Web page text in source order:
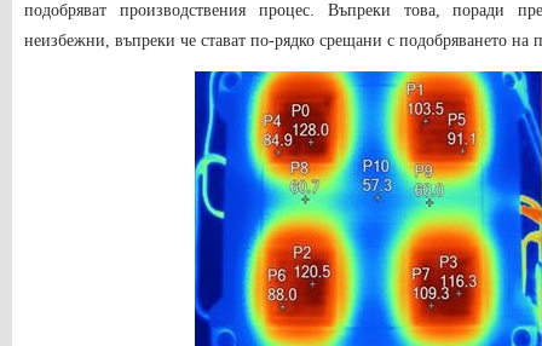
подобряват производствения процес. Въпреки това, поради
неизбежни, въпреки че стават по-рядко срещани с подобряването на